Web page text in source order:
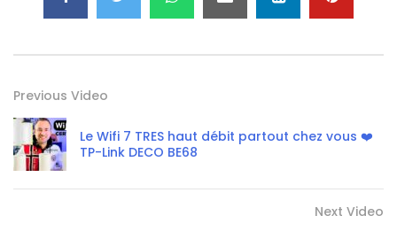
Previous Video
Le Wifi 7 TRES haut débit partout chez vous ❤️
TP-Link DECO BE68
Next Video